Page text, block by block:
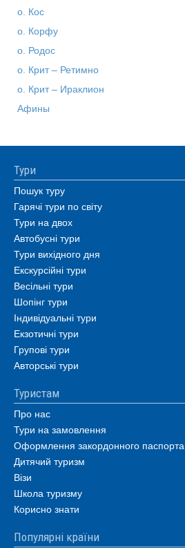
о. Кос
о. Корфу
о. Родос
о. Крит – Ретимно
о. Крит – Ираклион
Афины
Тури
Пошук туру
Гарячі тури по світу
Тури на двох
Автобусні тури
Тури вихідного дня
Екскурсійні тури
Весільні тури
Шопінг тури
Індивідуальні тури
Екзотичні тури
Групові тури
Авторські тури
Туристам
Про нас
Тури на замовлення
Оформлення закордонного паспорта
Дитячий туризм
Візи
Школа туризму
Корисно знати
Популярні країни